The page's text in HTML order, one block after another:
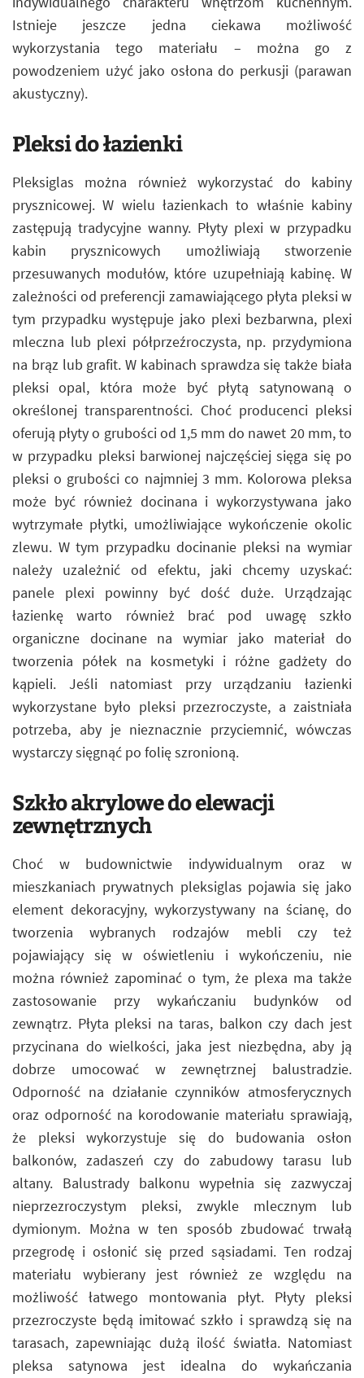
Istnieje jeszcze jedna ciekawa możliwość
wykorzystania tego materiału – można go z
powodzeniem użyć jako osłona do perkusji (parawan
akustyczny).
Pleksi do łazienki
Pleksiglas można również wykorzystać do kabiny
prysznicowej. W wielu łazienkach to właśnie kabiny
zastępują tradycyjne wanny. Płyty plexi w przypadku
kabin prysznicowych umożliwiają stworzenie
przesuwanych modułów, które uzupełniają kabinę. W
zależności od preferencji zamawiającego płyta pleksi w
tym przypadku występuje jako plexi bezbarwna, plexi
mleczna lub plexi półprzeźroczysta, np. przydymiona
na brąz lub grafit. W kabinach sprawdza się także biała
pleksi opal, która może być płytą satynowaną o
określonej transparentności. Choć producenci pleksi
oferują płyty o grubości od 1,5 mm do nawet 20 mm, to
w przypadku pleksi barwionej najczęściej sięga się po
pleksi o grubości co najmniej 3 mm. Kolorowa pleksa
może być również docinana i wykorzystywana jako
wytrzymałe płytki, umożliwiające wykończenie okolic
zlewu. W tym przypadku docinanie pleksi na wymiar
należy uzależnić od efektu, jaki chcemy uzyskać:
panele plexi powinny być dość duże. Urządzając
łazienkę warto również brać pod uwagę szkło
organiczne docinane na wymiar jako materiał do
tworzenia półek na kosmetyki i różne gadżety do
kąpieli. Jeśli natomiast przy urządzaniu łazienki
wykorzystane było pleksi przezroczyste, a zaistniała
potrzeba, aby je nieznacznie przyciemnić, wówczas
wystarczy sięgnąć po folię szronioną.
Szkło akrylowe do elewacji
zewnętrznych
Choć w budownictwie indywidualnym oraz w
mieszkaniach prywatnych pleksiglas pojawia się jako
element dekoracyjny, wykorzystywany na ścianę, do
tworzenia wybranych rodzajów mebli czy też
pojawiający się w oświetleniu i wykończeniu, nie
można również zapominać o tym, że plexa ma także
zastosowanie przy wykańczaniu budynków od
zewnątrz. Płyta pleksi na taras, balkon czy dach jest
przycinana do wielkości, jaka jest niezbędna, aby ją
dobrze umocować w zewnętrznej balustradzie.
Odporność na działanie czynników atmosferycznych
oraz odporność na korodowanie materiału sprawiają,
że pleksi wykorzystuje się do budowania osłon
balkonów, zadaszeń czy do zabudowy tarasu lub
altany. Balustrady balkonu wypełnia się zazwyczaj
nieprzezroczystym pleksi, zwykle mlecznym lub
dymionym. Można w ten sposób zbudować trwałą
przegrodę i osłonić się przed sąsiadami. Ten rodzaj
materiału wybierany jest również ze względu na
możliwość łatwego montowania płyt. Płyty pleksi
przezroczyste będą imitować szkło i sprawdzą się na
tarasach, zapewniając dużą ilość światła. Natomiast
pleksa satynowa jest idealna do wykańczania